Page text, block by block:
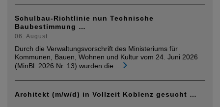
Schulbau-Richtlinie nun Technische
Baubestimmung …
06. August
Durch die Verwaltungsvorschrift des Ministeriums für
Kommunen, Bauen, Wohnen und Kultur vom 24. Juni 2026
(MinBl. 2026 Nr. 13) wurden die
Architekt (m/w/d) in Vollzeit Koblenz gesucht …